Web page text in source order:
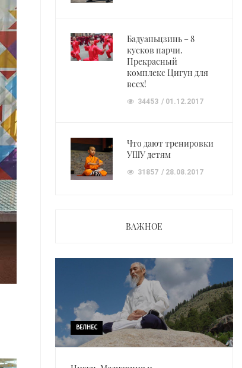
Бадуаньцзинь – 8
кусков парчи.
Прекрасный
комплекс Цигун для
всех!
34453 01.12.2017
Что дают тренировки
УШУ детям
31857 28.08.2017
ВАЖНОЕ
ВЕЛНЕС